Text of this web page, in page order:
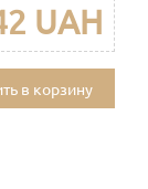
UAH
в корзину